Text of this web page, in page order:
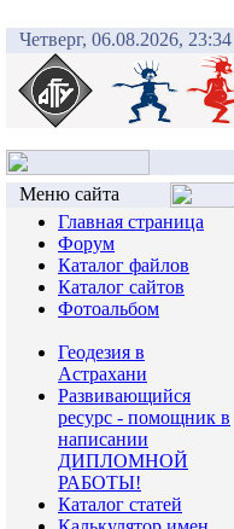
Четверг, 06.08.2026, 23:34
Меню сайта
Главная страница
Форум
Каталог файлов
Каталог сайтов
Фотоальбом
Геодезия в
Астрахани
Развивающийся
ресурс - помощник в
написании
ДИПЛОМНОЙ
РАБОТЫ!
Каталог статей